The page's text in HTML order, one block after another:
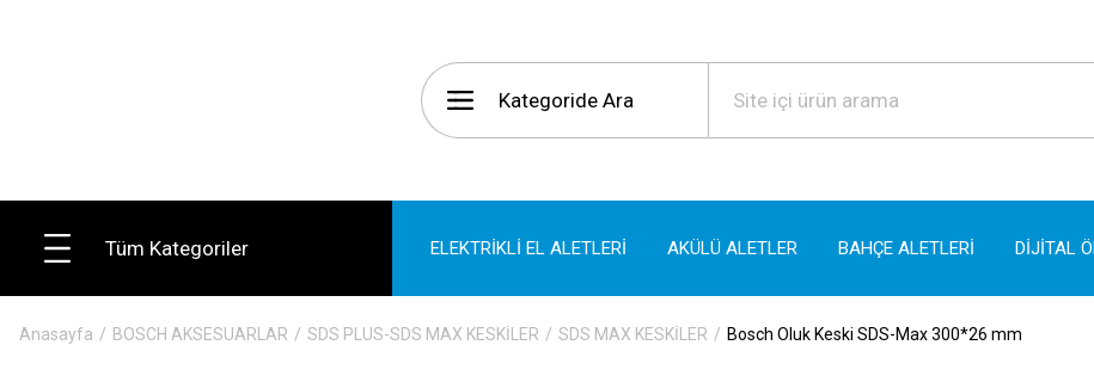
Tüm Kategoriler ELEKTRİKLİ EL ALETLERİ AKÜLÜ ALETLER BAHÇE ALETLERİ DİJİTAL
Anasayfa BOSCH AKSESUARLAR SDS PLUS-SDS MAX KESKİLER SDS MAX KESKİLER Bosch Oluk Keski SDS-Max 300*26 mm